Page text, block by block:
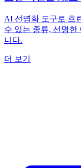
AI 선명화 도구로 흐
수 있는 종류, 선명한
니다.
더 보기